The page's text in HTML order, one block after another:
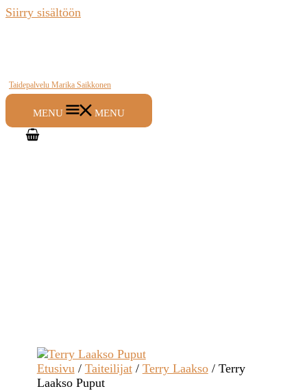
Siirry sisältöön
Taidepalvelu Marika Saikkonen
MENU MENU
Etusivu/ Taiteilijat/ Terry Laakso/ Terry
Laakso Puput